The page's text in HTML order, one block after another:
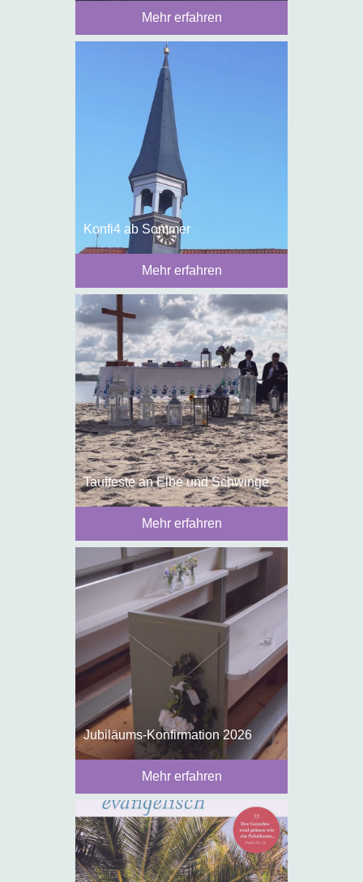
Mehr erfahren
Konfi4 ab Sommer
Mehr erfahren
Tauffeste an Elbe und Schwinge
Mehr erfahren
Jubiläums-Konfirmation 2026
Mehr erfahren